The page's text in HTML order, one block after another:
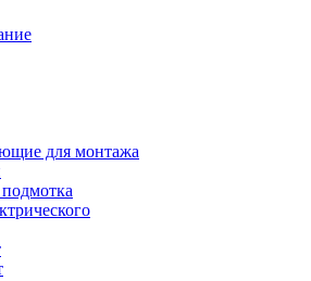
для монтажа